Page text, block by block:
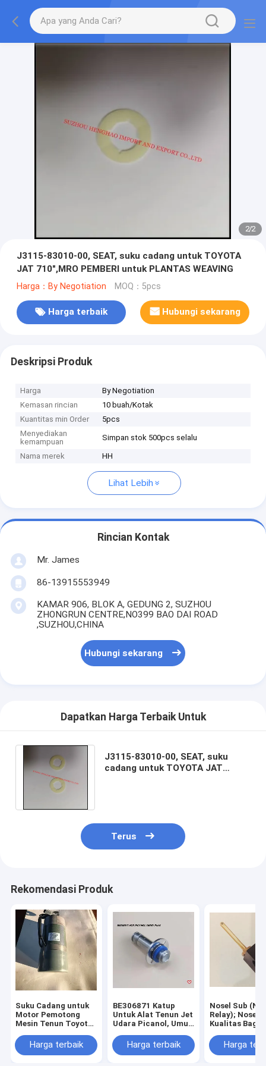
2/2
J3115-83010-00, SEAT, suku cadang untuk TOYOTA
JAT 710",MRO PEMBERI untuk PLANTAS WEAVING
Harga：By Negotiation MOQ：5pcs
Harga terbaik Hubungi sekarang
Deskripsi Produk
Harga
By Negotiation
Kemasan rincian
10 buah/Kotak
Kuantitas min Order
5pcs
Menyediakan
kemampuan
Simpan stok 500pcs selalu
Nama merek HH
Lihat Lebih
Rincian Kontak
Mr. James
86-13915553949
KAMAR 906, BLOK A, GEDUNG 2, SUZHOU
ZHONGRUN CENTRE,NO399 BAO DAI ROAD
,SUZHOU,CHINA
Hubungi sekarang
Dapatkan Harga Terbaik Untuk
J3115-83010-00, SEAT, suku
cadang untuk TOYOTA JAT
Terus
Rekomendasi Produk
Suku Cadang untuk
Motor Pemotong
Mesin Tenun Toyota
Cadang / Aksesori
Motor Tsudakoma
Harga terbaik
BE306871 Katup
Untuk Alat Tenun Jet
Udara Picanol, Umur
Harga Terjangkau
Harga terbaik
Nosel Sub
Relay); Nosel
Kualitas
L5100,
suku cadang
Harga